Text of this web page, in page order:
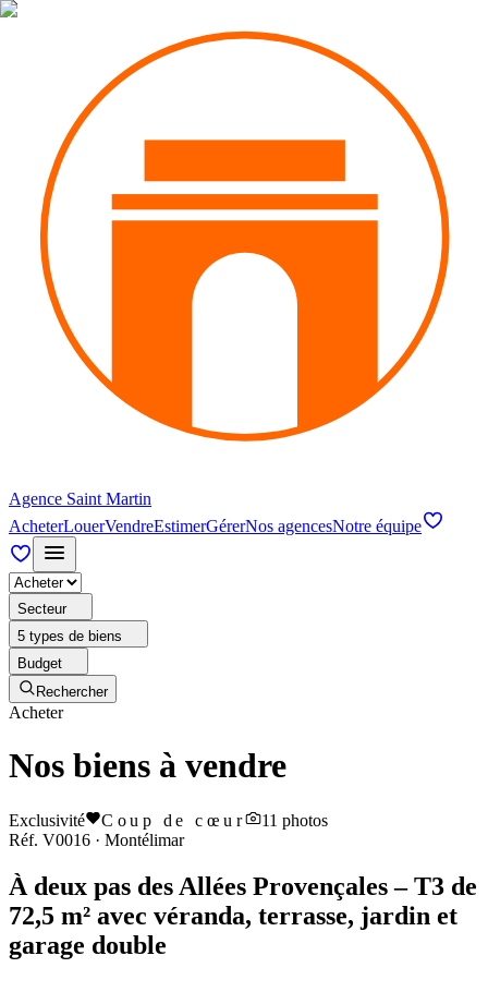
Agence Saint Martin
AcheterLouerVendreEstimerGérerNos agencesNotre équipe
Secteur
5 types de biens
Budget
Rechercher
Acheter
Nos biens à vendre
Exclusivité Coup de cœur 11 photos
Réf. V0016 · Montélimar
À deux pas des Allées Provençales – T3 de
72,5 m² avec véranda, terrasse, jardin et
garage double